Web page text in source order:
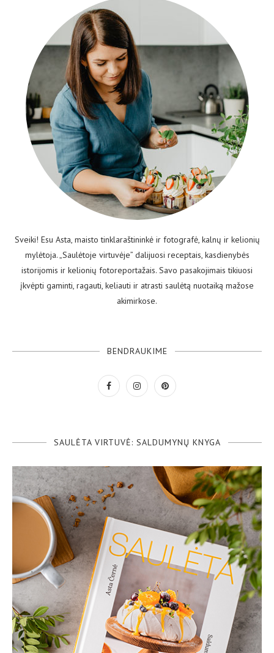
Sveiki! Esu Asta, maisto tinklaraštininkė ir fotografė, kalnų ir kelionių
mylėtoja. „Saulėtoje virtuvėje” dalijuosi receptais, kasdienybės
istorijomis ir kelionių fotoreportažais. Savo pasakojimais tikiuosi
įkvėpti gaminti, ragauti, keliauti ir atrasti saulėtą nuotaiką mažose
akimirkose.
BENDRAUKIME
SAULĖTA VIRTUVĖ: SALDUMYNŲ KNYGA